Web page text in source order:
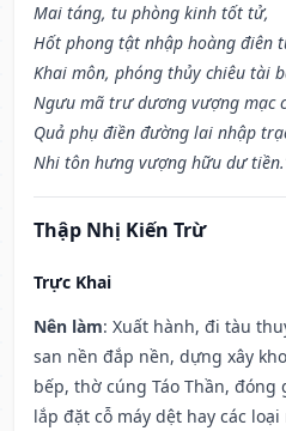
Mai táng, tu phòng kinh tốt tử,
Hốt phong tật nhập hoàng điên
Khai môn, phóng thủy chiêu tài
Ngưu mã trư dương vượng mạc
Quả phụ điền đường lai nhập
Nhi tôn hưng vượng hữu dư
Thập Nhị Kiến Trừ
Trực Khai
Nên làm: Xuất hành, đi tàu
san nền đắp nền, dựng xây
bếp, thờ cúng Táo Thần,
lắp đặt cỗ máy dệt hay các